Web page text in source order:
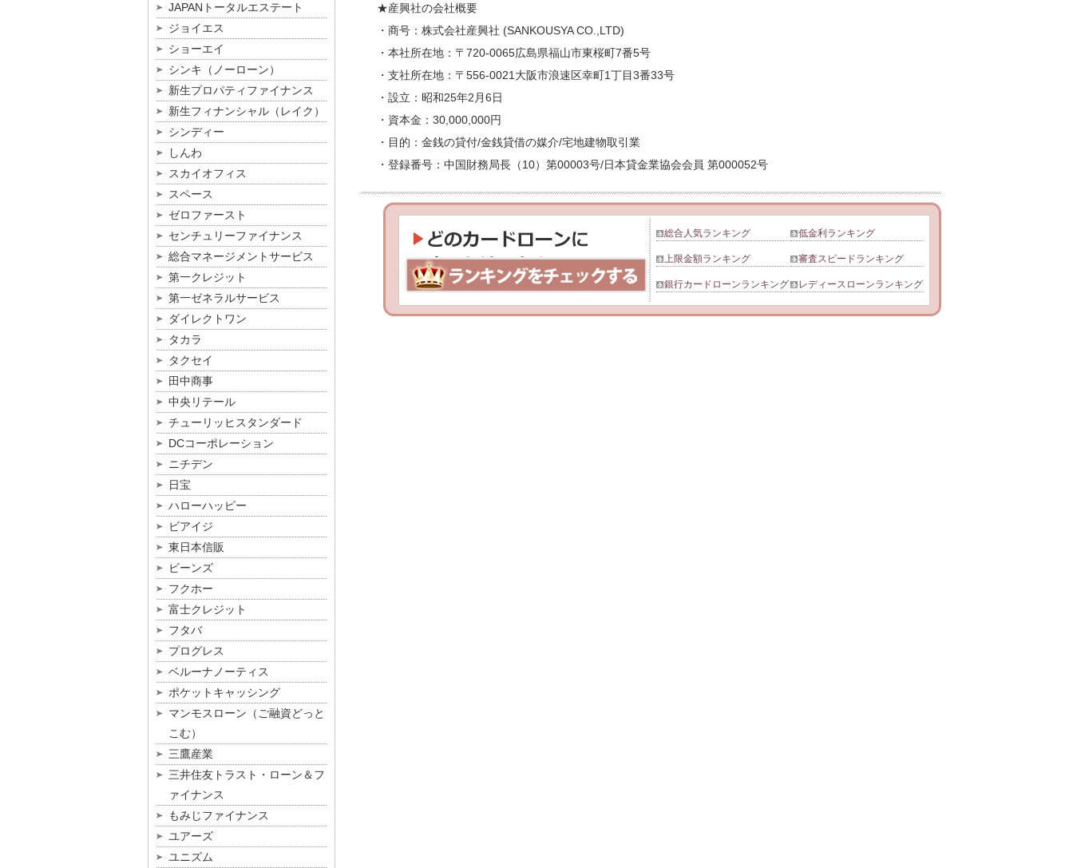
JAPANトータルエステート
ジョイエス
ショーエイ
シンキ（ノーローン）
新生プロパティファイナンス
新生フィナンシャル（レイク）
シンディー
しんわ
スカイオフィス
スペース
ゼロファースト
センチュリーファイナンス
総合マネージメントサービス
第一クレジット
第一ゼネラルサービス
ダイレクトワン
タカラ
タクセイ
田中商事
中央リテール
チューリッヒスタンダード
DCコーポレーション
ニチデン
日宝
ハローハッピー
ビアイジ
東日本信販
ビーンズ
フクホー
富士クレジット
フタバ
プログレス
ベルーナノーティス
ポケットキャッシング
マンモスローン（ご融資どっと
こむ）
三鷹産業
三井住友トラスト・ローン＆フ
ァイナンス
もみじファイナンス
ユアーズ
ユニズム
★産興社の会社概要
・商号：株式会社産興社 (SANKOUSYA CO.,LTD)
・本社所在地：〒720-0065広島県福山市東桜町7番5号
・支社所在地：〒556-0021大阪市浪速区幸町1丁目3番33号
・設立：昭和25年2月6日
・資本金：30,000,000円
・目的：金銭の貸付/金銭貸借の媒介/宅地建物取引業
・登録番号：中国財務局長（10）第00003号/日本貸金業協会会員 第000052号
総合人気ランキング 低金利ランキング
上限金額ランキング 審査スピードランキング
銀行カードローンランキング レディースローンランキング